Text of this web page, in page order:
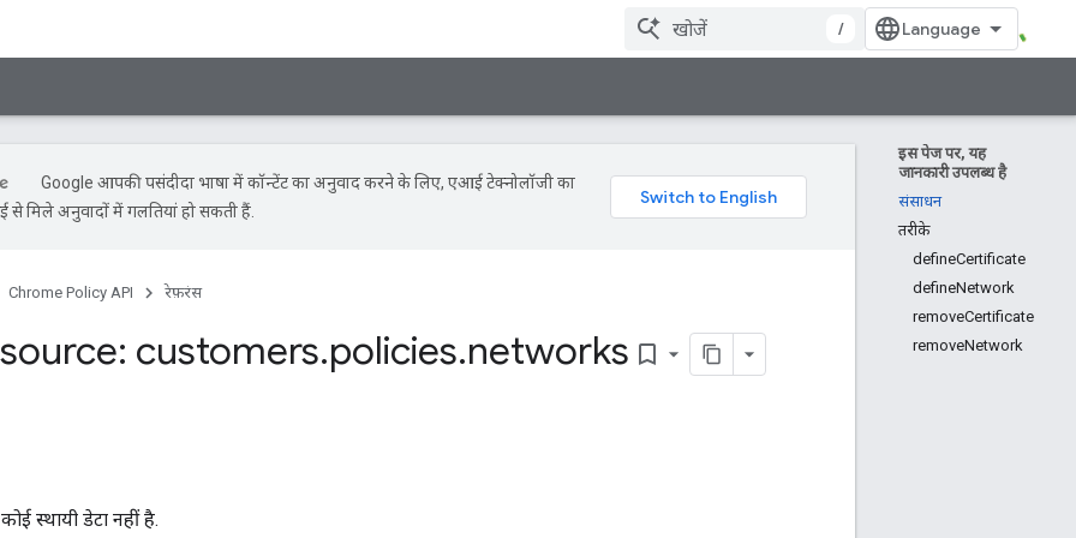
/
इस पेज पर, यह
जानकारी उपलब्ध है
संसाधन
तरीके
defineCertificate
defineNetwork
removeCertificate
removeNetwork
Google आपकी पसंदीदा भाषा में कॉन्टेंट का अनुवाद करने के लिए, एआई टेक्नोलॉजी का
मिले अनुवादों में गलतियां हो सकती हैं.
Chrome Policy API रेफ़रंस
customers.policies.networks bookmark_border
स्थायी डेटा नहीं है.